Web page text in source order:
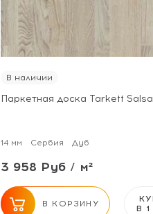
В наличии
Паркетная доска Tarkett
14 мм Сербия Дуб
3 958 Руб / м²
В КОРЗИНУ
В